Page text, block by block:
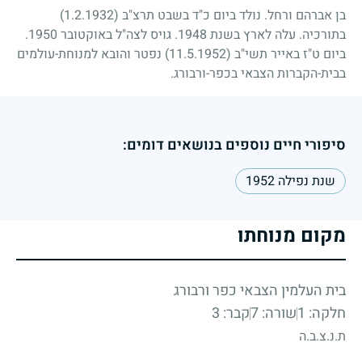
בן אברהם ורחל. נולד ביום כ"ד בשבט תרצ"ב (1.2.1932)
בתורכיה. עלה לארץ בשנת 1948. גויס לצה"ל באוקטובר 1950
.
ביום ט"ז באייר תשי"ב (11.5.1952)
נפטר והובא למנוחת-עולמים
בבית-הקברות הצבאי בכפר-ורבורג.
סיפורי חיים נוספים בנושאים דומים:
שנת נפילה 1952
מקום מנוחתו
בית העלמין הצבאי כפר ורבורג
חלקה: 1
שורה: 7 קבר: 3
ת.נ.צ.ב.ה